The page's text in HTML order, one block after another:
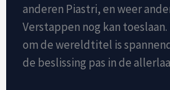
anderen Piastri, en weer
Verstappen nog kan
om de wereldtitel is
de beslissing pas in de